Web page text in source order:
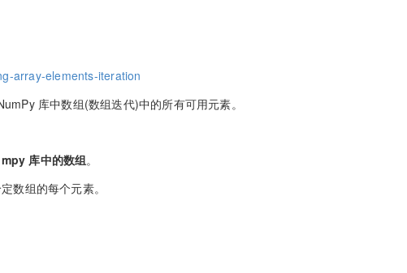
array-elements-iteration
库中数组(数组迭代)中的所有可用元素。
库中的数组。
数组的每个元素。